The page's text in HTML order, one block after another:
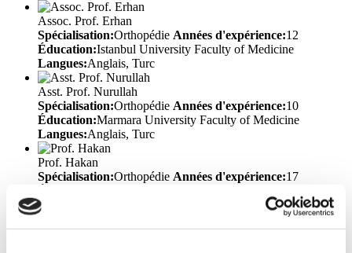
Assoc. Prof. Erhan
Spécialisation:Orthopédie Années d'expérience:12
Éducation:Istanbul University Faculty of Medicine
Langues:Anglais, Turc
Asst. Prof. Nurullah
Spécialisation:Orthopédie Années d'expérience:10
Éducation:Marmara University Faculty of Medicine
Langues:Anglais, Turc
Prof. Hakan
Spécialisation:Orthopédie Années d'expérience:17
Langues:
Dr. Teoman